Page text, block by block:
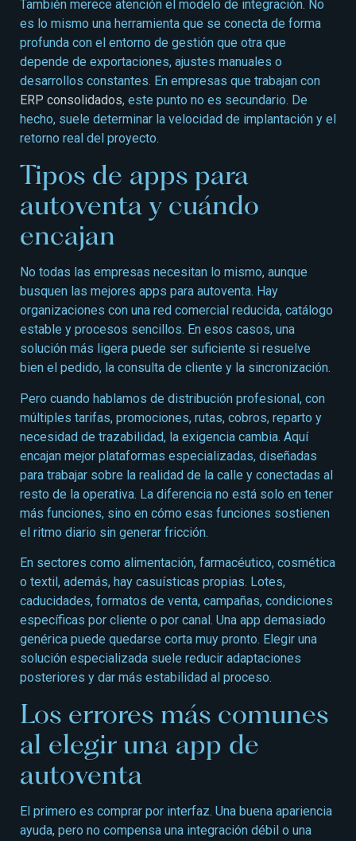
También merece atención el modelo de integración. No
es lo mismo una herramienta que se conecta de forma
profunda con el entorno de gestión que otra que
depende de exportaciones, ajustes manuales o
desarrollos constantes. En empresas que trabajan con
ERP consolidados, este punto no es secundario. De
hecho, suele determinar la velocidad de implantación y el
retorno real del proyecto.
Tipos de apps para
autoventa y cuándo
encajan
No todas las empresas necesitan lo mismo, aunque
busquen las mejores apps para autoventa. Hay
organizaciones con una red comercial reducida, catálogo
estable y procesos sencillos. En esos casos, una
solución más ligera puede ser suficiente si resuelve
bien el pedido, la consulta de cliente y la sincronización.
Pero cuando hablamos de distribución profesional, con
múltiples tarifas, promociones, rutas, cobros, reparto y
necesidad de trazabilidad, la exigencia cambia. Aquí
encajan mejor plataformas especializadas, diseñadas
para trabajar sobre la realidad de la calle y conectadas al
resto de la operativa. La diferencia no está solo en tener
más funciones, sino en cómo esas funciones sostienen
el ritmo diario sin generar fricción.
En sectores como alimentación, farmacéutico, cosmética
o textil, además, hay casuísticas propias. Lotes,
caducidades, formatos de venta, campañas, condiciones
específicas por cliente o por canal. Una app demasiado
genérica puede quedarse corta muy pronto. Elegir una
solución especializada suele reducir adaptaciones
posteriores y dar más estabilidad al proceso.
Los errores más comunes
al elegir una app de
autoventa
El primero es comprar por interfaz. Una buena apariencia
ayuda, pero no compensa una integración débil o una